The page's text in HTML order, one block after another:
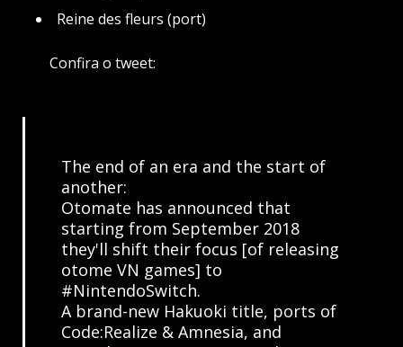
Reine des fleurs (port)
Confira o tweet:
The end of an era and the start of
another:
Otomate has announced that
starting from September 2018
they'll shift their focus [of releasing
otome VN games] to
#NintendoSwitch.
A brand-new Hakuoki title, ports of
Code:Realize & Amnesia, and